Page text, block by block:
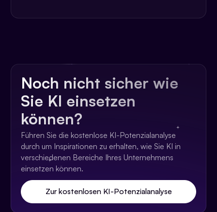
Noch nicht sicher wie
Sie KI einsetzen
können?
Führen Sie die kostenlose KI-Potenzialanalyse
durch um Inspirationen zu erhalten, wie Sie KI in
verschiedenen Bereiche Ihres Unternehmens
einsetzen können.
Zur kostenlosen KI-Potenzialanalyse